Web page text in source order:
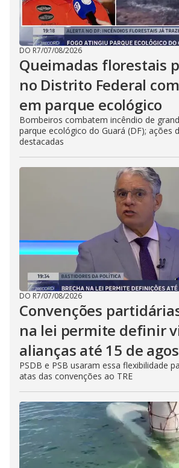
DO R7/07/08/2026
Queimadas florestais
no Distrito Federal
em parque ecológico
Bombeiros combatem incêndio de
parque ecológico do Guará (DF); ações
destacadas
DO R7/07/08/2026
Convenções
na lei permite definir
alianças até 15 de
PSDB e PSB usaram essa flexibilidade
atas das convenções ao TRE